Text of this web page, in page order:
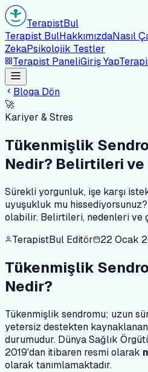
TerapistBul
Terapist BulHakkımızdaNasıl
ZekaPsikolojik Testler
Terapist PaneliGiriş Yap
Bloga Dön
🚀
Kariyer & Stres
Tükenmişlik
Nedir? Belirtileri ve
Sürekli yorgunluk, işe karşı
uyuşukluk mu
olabilir. Belirtileri, nedenleri ve
TerapistBul Editör
22 Ocak
Tükenmişlik
Nedir?
Tükenmişlik sendromu; uzun
yetersiz destekten
durumudur. Dünya Sağlık
2019'dan itibaren resmi olarak
olarak tanımlamaktadır.